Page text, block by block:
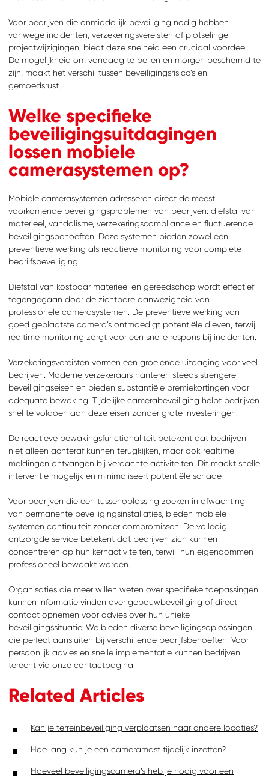
ZOEKEN
Voor bedrijven die onmiddellijk beveiliging nodig hebben
vanwege incidenten, verzekeringsvereisten of plotselinge
projectwijzigingen, biedt deze snelheid een cruciaal voordeel.
De mogelijkheid om vandaag te bellen en morgen beschermd te
zijn, maakt het verschil tussen beveiligingsrisico’s en
gemoedsrust.
Welke specifieke
beveiligingsuitdagingen
lossen mobiele
camerasystemen op?
Mobiele camerasystemen adresseren direct de meest
voorkomende beveiligingsproblemen van bedrijven: diefstal van
materieel, vandalisme, verzekeringscompliance en fluctuerende
beveiligingsbehoeften. Deze systemen bieden zowel een
preventieve werking als reactieve monitoring voor complete
bedrijfsbeveiliging.
Diefstal van kostbaar materieel en gereedschap wordt effectief
tegengegaan door de zichtbare aanwezigheid van
professionele camerasystemen. De preventieve werking van
goed geplaatste camera’s ontmoedigt potentiële dieven, terwijl
realtime monitoring zorgt voor een snelle respons bij incidenten.
Verzekeringsvereisten vormen een groeiende uitdaging voor veel
bedrijven. Moderne verzekeraars hanteren steeds strengere
beveiligingseisen en bieden substantiële premiekortingen voor
adequate bewaking. Tijdelijke camerabeveiliging helpt bedrijven
snel te voldoen aan deze eisen zonder grote investeringen.
De reactieve bewakingsfunctionaliteit betekent dat bedrijven
niet alleen achteraf kunnen terugkijken, maar ook realtime
meldingen ontvangen bij verdachte activiteiten. Dit maakt snelle
interventie mogelijk en minimaliseert potentiële schade.
Voor bedrijven die een tussenoplossing zoeken in afwachting
van permanente beveiligingsinstallaties, bieden mobiele
systemen continuïteit zonder compromissen. De volledig
ontzorgde service betekent dat bedrijven zich kunnen
concentreren op hun kernactiviteiten, terwijl hun eigendommen
professioneel bewaakt worden.
Organisaties die meer willen weten over specifieke toepassingen
kunnen informatie vinden over gebouwbeveiliging of direct
contact opnemen voor advies over hun unieke
beveiligingssituatie. We bieden diverse beveiligingsoplossingen
die perfect aansluiten bij verschillende bedrijfsbehoeften. Voor
persoonlijk advies en snelle implementatie kunnen bedrijven
terecht via onze contactpagina
Related Articles
Kan je terreinbeveiliging verplaatsen naar andere locaties?
Hoe lang kun je een cameramast tijdelijk inzetten?
Hoeveel beveiligingscamera’s heb je nodig voor een